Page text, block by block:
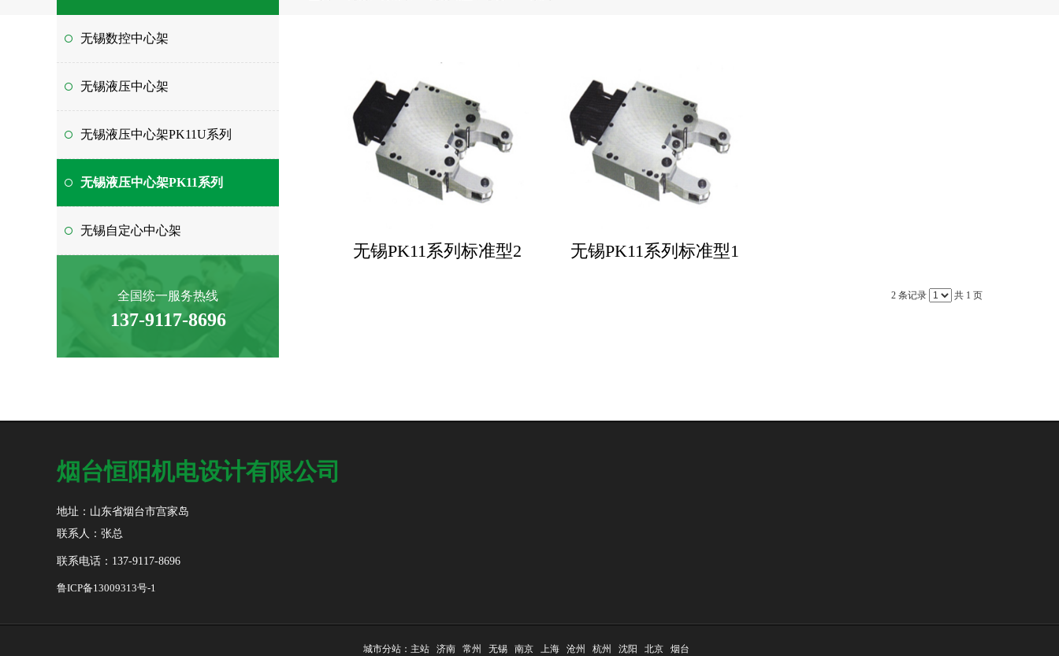
无锡数控中心架
无锡液压中心架
无锡液压中心架PK11U系列
无锡液压中心架PK11系列
无锡自定心中心架
全国统一服务热线
137-9117-8696
无锡PK11系列标准型2 无锡PK11系列标准型1
2 条记录 共 1 页
烟台恒阳机电设计有限公司
地址：山东省烟台市宫家岛
联系人：张总
联系电话：137-9117-8696
鲁ICP备13009313号-1
城市分站： 主站 济南 常州 无锡 南京 上海 沧州 杭州 沈阳 北京 烟台